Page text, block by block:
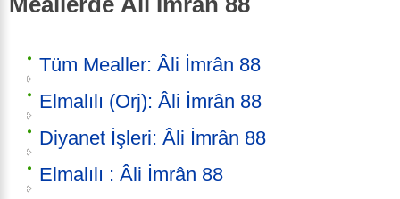
Tüm Mealler: Âli İmrân 88
Elmalılı (Orj): Âli İmrân 88
Diyanet İşleri: Âli İmrân 88
Elmalılı : Âli İmrân 88